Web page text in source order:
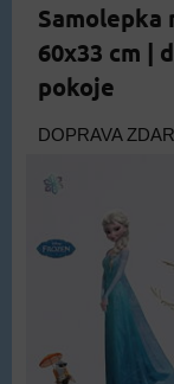
Samolepka
60x33 cm |
pokoje
DOPRAVA